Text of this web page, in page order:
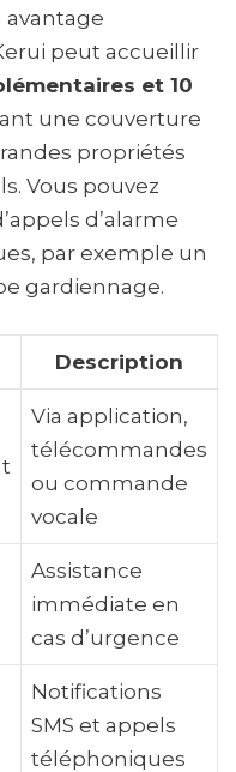
avantage
peut accueillir
et 10
une couverture
propriétés
Vous pouvez
d’alarme
par exemple un
gardiennage.
Description
Via application,
télécommandes
ou commande
vocale
Assistance
immédiate en
cas d’urgence
Notifications
SMS et appels
téléphoniques